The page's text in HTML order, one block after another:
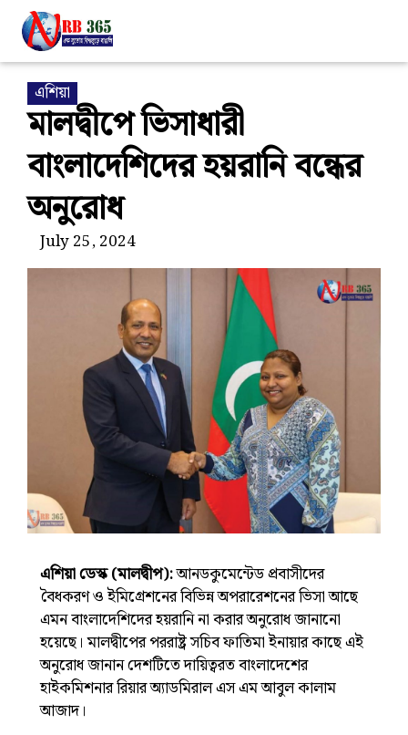
এশিয়া
মালদ্বীপে ভিসাধারী
বাংলাদেশিদের হয়রানি বন্ধের
অনুরোধ
July 25, 2024
এশিয়া ডেস্ক (মালদ্বীপ):আনডকুমেন্টেড প্রবাসীদের
বৈধকরণ ও ইমিগ্রেশনের বিভিন্ন অপরারেশনের ভিসা আছে
এমন বাংলাদেশিদের হয়রানি না করার অনুরোধ জানানো
হয়েছে। মালদ্বীপের পররাষ্ট্র সচিব ফাতিমা ইনায়ার কাছে এই
অনুরোধ জানান দেশটিতে দায়িত্বরত বাংলাদেশের
হাইকমিশনার রিয়ার অ্যাডমিরাল এস এম আবুল কালাম
আজাদ।